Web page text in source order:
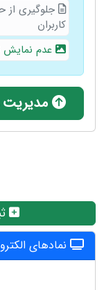
جلوگیری
کاربران
عدم نمایش
مدیریت و
نمادهای